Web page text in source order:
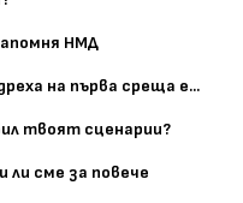
НМД
на първа среща е...
твоят сценарии?
ли сме за повече